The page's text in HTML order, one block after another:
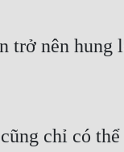
trở nên
chỉ có